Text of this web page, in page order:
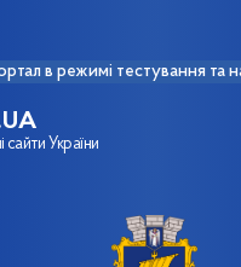
в режимі тестування та
сайти України